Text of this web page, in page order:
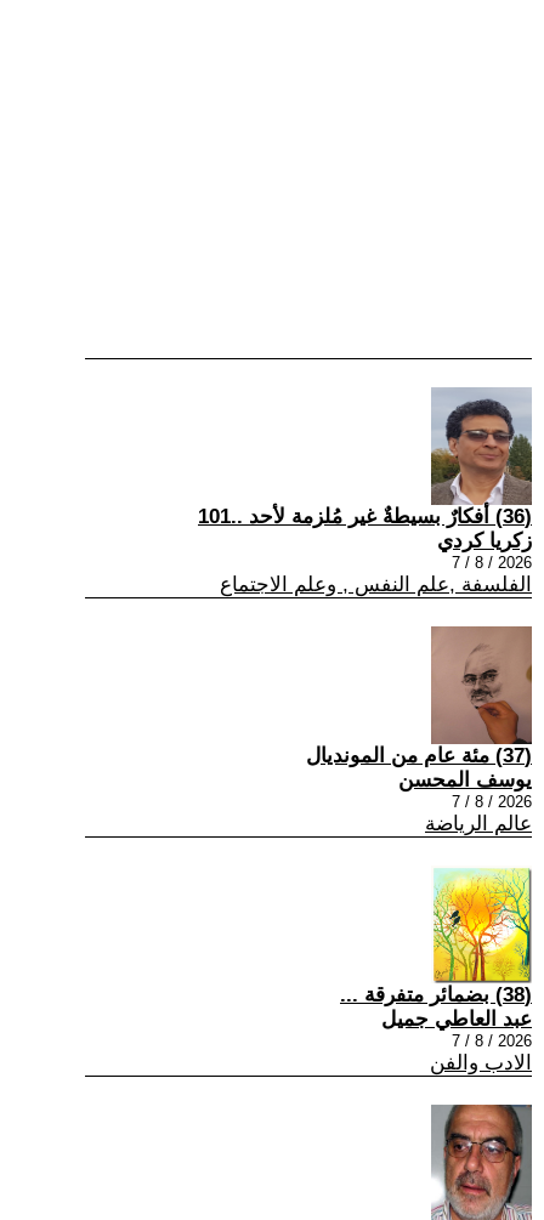
(36) أفكارٌ بسيطةٌ غير مُلزمة لأحد ..101
زكريا كردي
2026 / 8 / 7
الفلسفة ,علم النفس , وعلم الاجتماع
(37) مئة عام من المونديال
يوسف المحسن
2026 / 8 / 7
عالم الرياضة
(38) بضمائر متفرقة ...
عبد العاطي جميل
2026 / 8 / 7
الادب والفن